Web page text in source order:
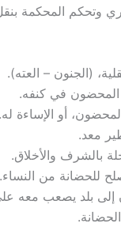
وتحكم المحكمة
(الجنون – العته).
المحضون في كنفه.
أو الإساءة له.
معد.
بالشرف والأخلاق.
للحضانة من النساء.
إلى بلد يصعب معه على